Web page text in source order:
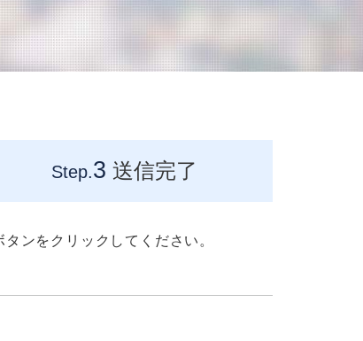
Step.3 送信完了
ンをクリックしてください。